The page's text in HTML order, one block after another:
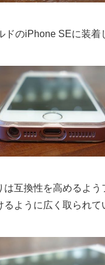
ドのiPhone SEに装着
は互換性を高めるよう
るように広く取られて